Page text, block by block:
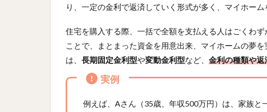
り、一定の金利で返済していく形式が多く、マイホー
住宅を購入する際、一括で全額を支払える人はごくわ
ことで、まとまった資金を用意出来、マイホームの夢
は、 長期固定金利型や変動金利型など、 金利の種類や
実例
例えば、Aさん（35歳、年収500万円）は、家族と